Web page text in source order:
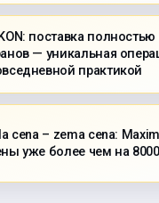
поставка
— уникальная
практикой
cena – zema cena:
уже более чем на